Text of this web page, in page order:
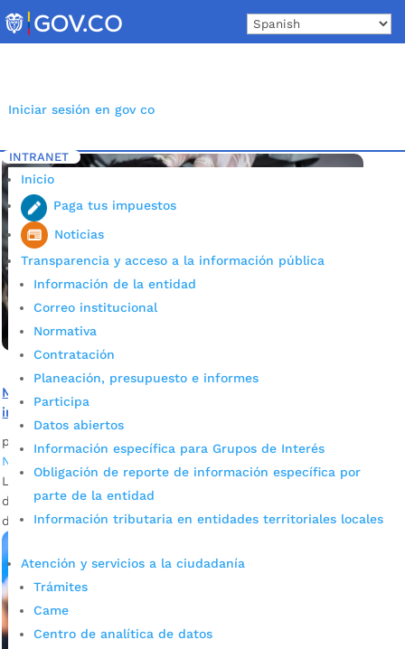
to
content
Iniciar sesión en gov co
INTRANET
Inicio
Paga tus impuestos
Noticias
Transparencia y acceso a la información pública
Información de la entidad
Correo institucional
Normativa
Contratación
Planeación, presupuesto e informes
Participa
Datos abiertos
Información específica para Grupos de Interés
Obligación de reporte de información específica por
parte de la entidad
Información tributaria en entidades territoriales locales
Atención y servicios a la ciudadanía
Trámites
Came
Centro de analítica de datos
Inicio 5 Etiqueta: Atención Integral
Más de mil habitantes de calle recibieron atención
integral en el 2021
por Joselyn Osorio Ene 28, 2022 | Alcaldía de Bucaramanga
Noticias
La atención intramural y extramural brindada a habitantes
de calle se realizó con apoyo de cinco entidades sin ánimo
de lucro.